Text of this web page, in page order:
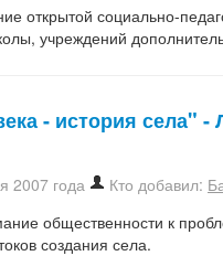
открытой социально-
учреждений
- история села"
2007 года Кто добавил:
общественности к
создания села.